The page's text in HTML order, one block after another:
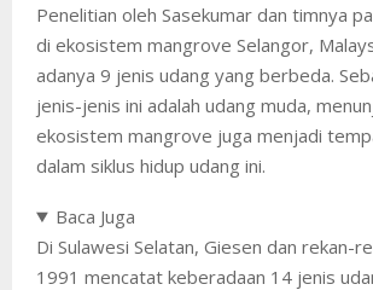
Penelitian oleh Sasekumar dan timnya
di ekosistem mangrove Selangor,
adanya 9 jenis udang yang berbeda.
jenis-jenis ini adalah udang muda,
ekosistem mangrove juga menjadi
dalam siklus hidup udang ini.
Baca Juga
Di Sulawesi Selatan, Giesen dan rekan-
1991 mencatat keberadaan 14 jenis